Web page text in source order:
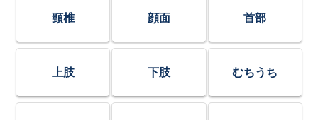
頸椎 顔面 首部
上肢 下肢 むちうち